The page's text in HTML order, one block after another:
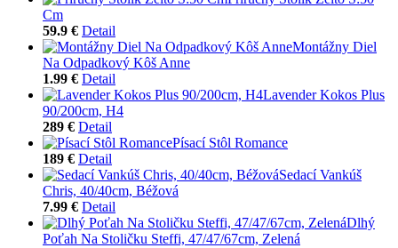
Cm
59.9 € Detail
Montážny Diel
Na Odpadkový Kôš Anne
1.99 € Detail
Lavender Kokos Plus
90/200cm, H4
289 € Detail
Písací Stôl Romance
189 € Detail
Sedací Vankúš
Chris, 40/40cm, Béžová
7.99 € Detail
Dlhý
Poťah Na Stoličku Steffi, 47/47/67cm, Zelená